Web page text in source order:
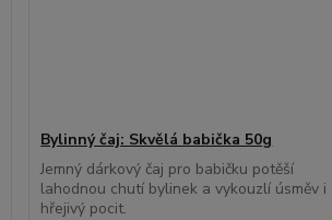
Bylinný čaj: Skvělá babička 50g
Jemný dárkový čaj pro babičku potěší
lahodnou chutí bylinek a vykouzlí úsměv i
hřejivý pocit.